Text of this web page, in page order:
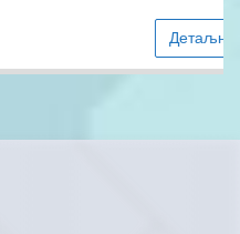
Детаљније ...